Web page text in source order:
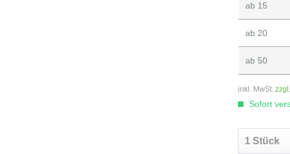
ab 15
ab 20
ab 50
inkl. MwSt.
Sofort